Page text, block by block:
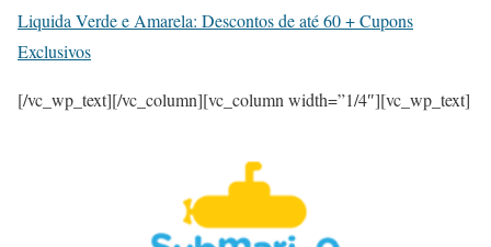
Liquida Verde e Amarela: Descontos de até 60 + Cupons
Exclusivos
[/vc_wp_text][/vc_column][vc_column width=”1/4″][vc_wp_text]